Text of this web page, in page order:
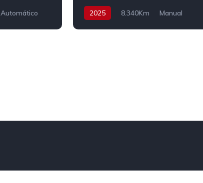
Automático
2025 8.340Km
Manual